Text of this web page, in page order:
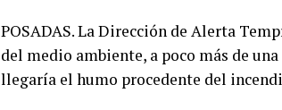
POSADAS. La Dirección de Alerta
del medio ambiente, a poco más de
llegaría el humo procedente del